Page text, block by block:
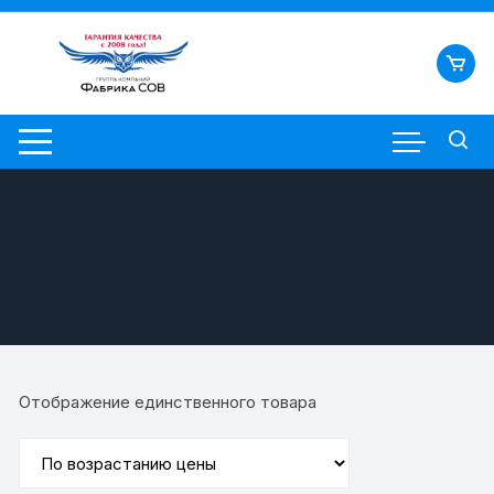
Перейти
содержимому
Отображение единственного товара